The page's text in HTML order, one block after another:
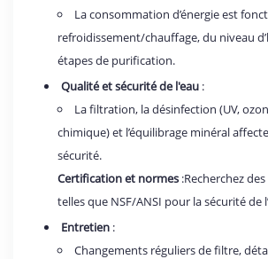
La consommation d’énergie est
refroidissement/chauffage, du niveau
étapes de purification.
Qualité et sécurité de l'eau :
La filtration, la désinfection (UV,
chimique) et l’équilibrage minéral
sécurité.
Certification et normes :Recherchez
telles que NSF/ANSI pour la sécurité de
Entretien :
Changements réguliers de filtre,